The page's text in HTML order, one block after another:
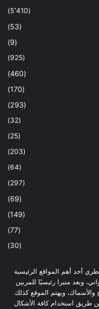
(5٬410)
(53)
(9)
(925)
(460)
(170)
(293)
(32)
(25)
(203)
(64)
(297)
(69)
(149)
(77)
(30)
أحد أهم المواقع الرئيسية
ويعد منبرا رئيسيًا للمربين
والأسماك، ويهتم الموقع كذلك
طريق استخدام كافة الأشكال